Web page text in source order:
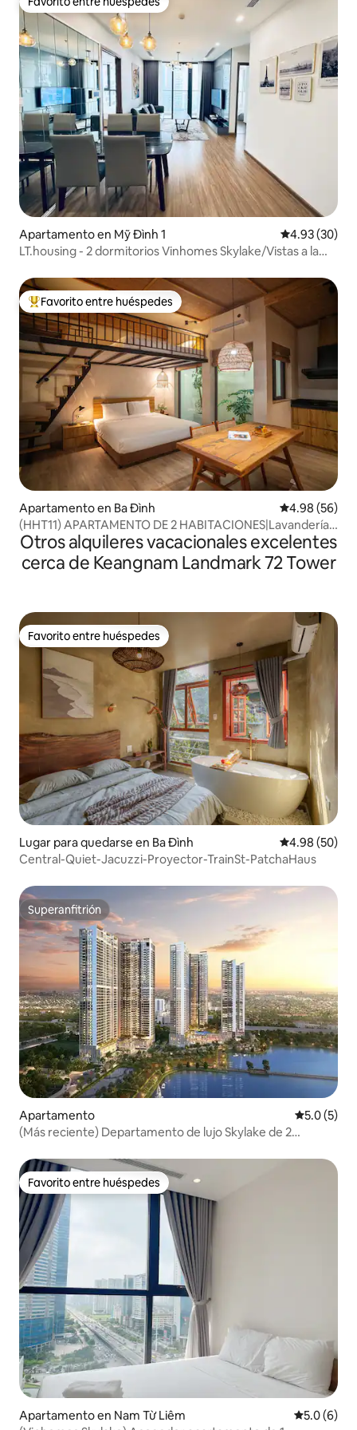
Favorito entre huéspedes
Apartamento en Mỹ Đình 1 Calificación
4.93 (30)
LT.housing - 2 dormitorios Vinhomes Skylake/Vistas a la
Favorito entre huéspedes preferido
Favorito entre huéspedes
Apartamento en Ba Đình Calificación
4.98 (56)
(HHT11) APARTAMENTO DE 2 HABITACIONES|Lavandería
gratuita|Recién construido|Wifi rápido
Otros alquileres vacacionales excelentes
cerca de Keangnam Landmark 72 Tower
Favorito entre huéspedes
Favorito entre huéspedes
Lugar para quedarse en Ba Đình Calificación
4.98 (50)
Central-Quiet-Jacuzzi-Proyector-TrainSt-PatchaHaus
Superanfitrión
Superanfitrión
Apartamento
5.0 (5)
(Más reciente) Departamento de lujo Skylake de 2
Favorito entre huéspedes
Favorito entre huéspedes
Apartamento en Nam Từ Liêm
5.0 (6)